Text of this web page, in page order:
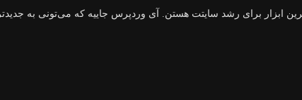
ابزار برای رشد سایتت هستن. آی وردپرس جاییه که می‌تونی به